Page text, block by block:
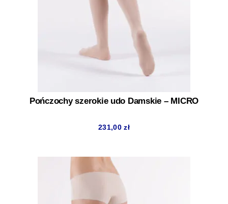
Pończochy szerokie udo Damskie – MICRO
231,00zł